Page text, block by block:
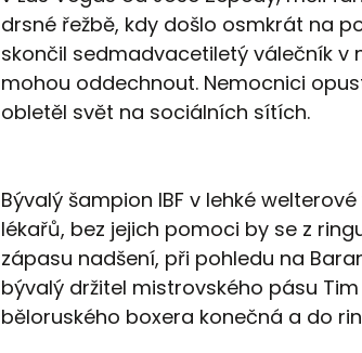
drsné řežbě, kdy došlo osmkrát na
skončil sedmadvacetiletý válečník v
mohou oddechnout. Nemocnici
obletěl svět na sociálních sítích.
Bývalý šampion IBF v lehké
lékařů, bez jejich pomoci by se z
zápasu nadšení, při pohledu na
bývalý držitel mistrovského pásu
běloruského boxera konečná a do